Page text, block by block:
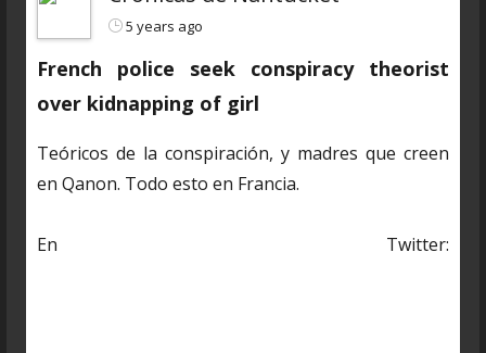
5 years ago
French police seek conspiracy theorist
over kidnapping of girl
Teóricos de la conspiración, y madres que creen
en Qanon. Todo esto en Francia.
En Twitter: